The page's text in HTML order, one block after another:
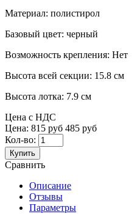
Материал: полистирол
Базовый цвет: черный
Возможность крепления: Нет
Высота всей секции: 15.8 см
Высота лотка: 7.9 см
Цена с НДС
Цена: 815 руб 485 руб
Кол-во:
Купить
Сравнить
Описание
Отзывы
Параметры